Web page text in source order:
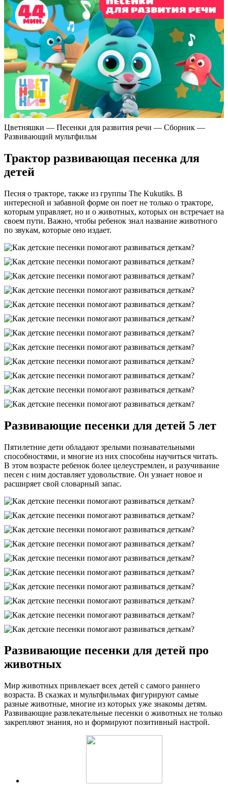
Цветняшки — Песенки для развития речи — Сборник —
Развивающий мультфильм
Трактор развивающая песенка для
детей
Песня о тракторе, также из группы The Kukutiks. В
интересной и забавной форме он поет не только о тракторе,
которым управляет, но и о животных, которых он встречает на
своем пути. Важно, чтобы ребенок знал название животного
по звукам, которые оно издает.
Развивающие песенки для детей 5 лет
Пятилетние дети обладают зрелыми познавательными
способностями, и многие из них способны научиться читать.
В этом возрасте ребенок более целеустремлен, и разучивание
песен с ним доставляет удовольствие. Он узнает новое и
расширяет свой словарный запас.
Развивающие песенки для детей про
животных
Мир животных привлекает всех детей с самого раннего
возраста. В сказках и мультфильмах фигурируют самые
разные животные, многие из которых уже знакомы детям.
Развивающие развлекательные песенки о животных не только
закрепляют знания, но и формируют позитивный настрой.